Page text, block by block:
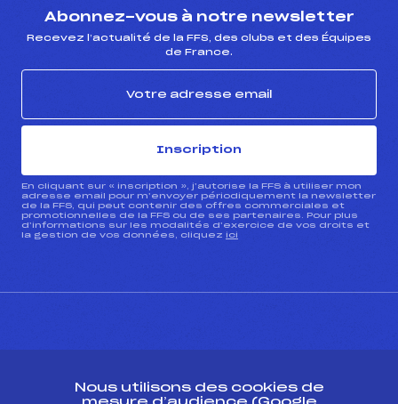
Abonnez-vous à notre newsletter
Recevez l’actualité de la FFS, des clubs et des Équipes
de France.
Inscription
En cliquant sur « inscription », j’autorise la FFS à utiliser mon
adresse email pour m’envoyer périodiquement la newsletter
de la FFS, qui peut contenir des offres commerciales et
promotionnelles de la FFS ou de ses partenaires. Pour plus
d’informations sur les modalités d’exercice de vos droits et
la gestion de vos données, cliquez ici
ESPACE PRESSE
Nous utilisons des cookies de